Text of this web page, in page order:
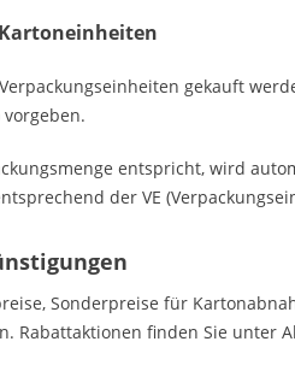
gekauft
entspricht, wird
der VE
Sonderpreise für
Rabattaktionen finden Sie unter